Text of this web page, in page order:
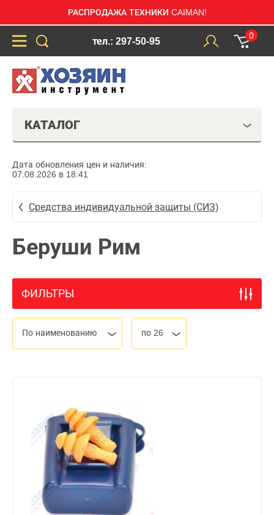
РАСПРОДАЖА ТЕХНИКИ CAIMAN!
тел.: 297-50-95
0
КАТАЛОГ
Дата обновления цен и наличия:
07.08.2026 в 18:41
Средства индивидуальной защиты (СИЗ)
Беруши Рим
ФИЛЬТРЫ
По наименованию по 26